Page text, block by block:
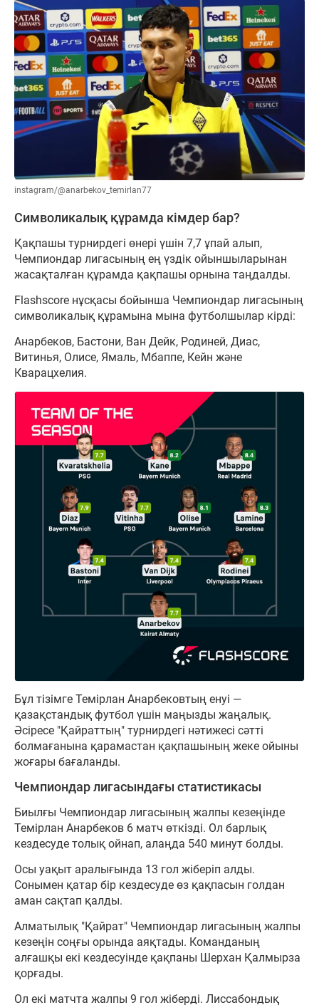
instagram/@anarbekov_temirlan77
Символикалық құрамда кімдер бар?
Қақпашы турнирдегі өнері үшін 7,7 ұпай алып,
Чемпиондар лигасының ең үздік ойыншыларынан
жасақталған құрамда қақпашы орнына таңдалды.
Flashscore нұсқасы бойынша Чемпиондар лигасының
символикалық құрамына мына футболшылар кірді:
Анарбеков, Бастони, Ван Дейк, Родиней, Диас,
Витинья, Олисе, Ямаль, Мбаппе, Кейн және
Кварацхелия.
Бұл тізімге Темірлан Анарбековтың енуі —
қазақстандық футбол үшін маңызды жаңалық.
Әсіресе "Қайраттың" турнирдегі нәтижесі сәтті
болмағанына қарамастан қақпашының жеке ойыны
жоғары бағаланды.
Чемпиондар лигасындағы статистикасы
Биылғы Чемпиондар лигасының жалпы кезеңінде
Темірлан Анарбеков 6 матч өткізді. Ол барлық
кездесуде толық ойнап, алаңда 540 минут болды.
Осы уақыт аралығында 13 гол жіберіп алды.
Сонымен қатар бір кездесуде өз қақпасын голдан
аман сақтап қалды.
Алматылық "Қайрат" Чемпиондар лигасының жалпы
кезеңін соңғы орында аяқтады. Команданың
алғашқы екі кездесуінде қақпаны Шерхан Қалмырза
қорғады.
Ол екі матчта жалпы 9 гол жіберді. Лиссабондық